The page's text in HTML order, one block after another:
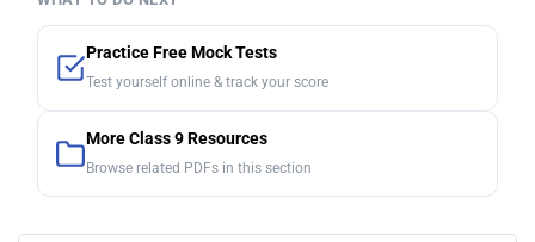
Practice Free Mock Tests
Test yourself online & track your score
More Class 9 Resources
Browse related PDFs in this section